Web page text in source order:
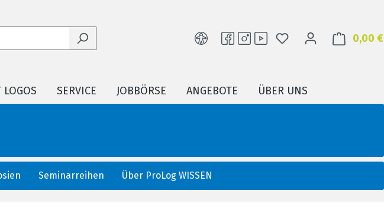
DU HAST 0 0,00 €
LOGOS SERVICE JOBBÖRSE ANGEBOTE ÜBER UNS
Seminarreihen Über ProLog WISSEN